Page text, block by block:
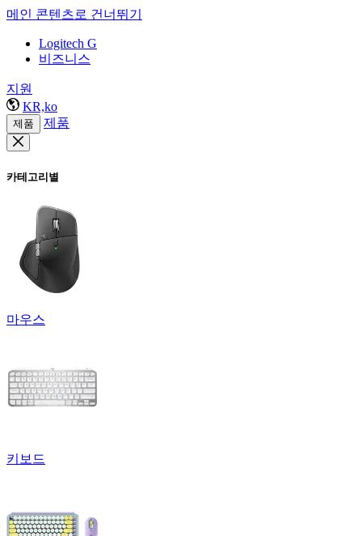
메인 콘텐츠로 건너뛰기
Logitech G
비즈니스
지원
KR,ko
제품 제품
카테고리별
마우스
키보드